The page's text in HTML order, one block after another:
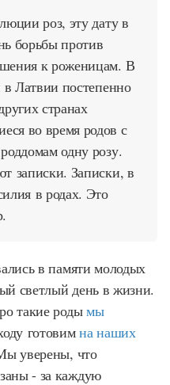
роз, эту дату в
борьбы против
к роженицам. В
в Латвии постепенно
странах
во время родов с
одну розу.
записки. Записки, в
в родах. Это
в памяти молодых
светлый день в жизни.
такие родымы
готовимна наших
уверены, что
- за каждую